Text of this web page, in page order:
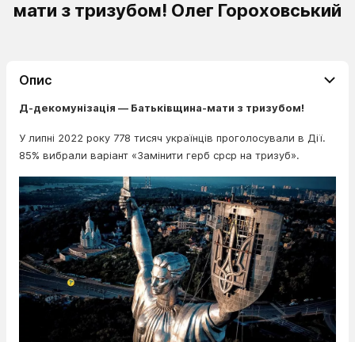
мати з тризубом! Олег Гороховський
Опис
Д-декомунізація — Батьківщина-мати з тризубом!
У липні 2022 року 778 тисяч українців проголосували в Дії.
85% вибрали варіант «Замінити герб срср на тризуб».